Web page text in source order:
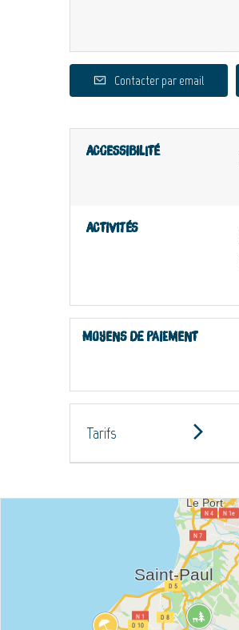
Contacter par email
Accessibilité
Activités
Moyens de paiement
Tarifs